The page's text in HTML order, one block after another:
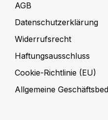
AGB
Datenschutzerklärung
Widerrufsrecht
Haftungsausschluss
Cookie-Richtlinie (EU)
Allgemeine